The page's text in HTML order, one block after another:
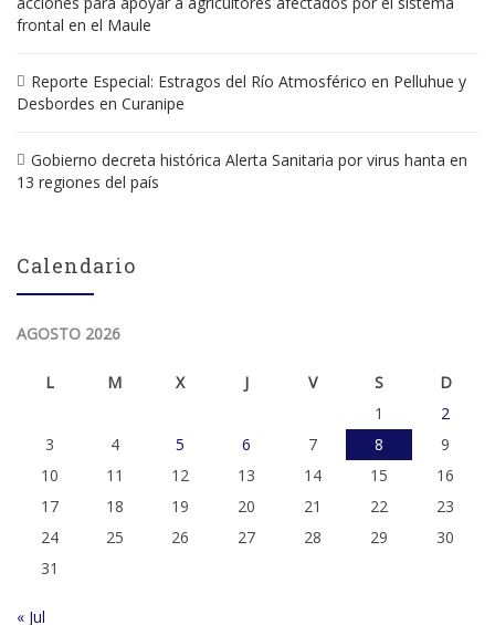
frontal en el Maule
Reporte Especial: Estragos del Río Atmosférico en Pelluhue y
Desbordes en Curanipe
Gobierno decreta histórica Alerta Sanitaria por virus hanta en
13 regiones del país
Calendario
AGOSTO 2026
L M X J V S
D
1
2
3
4 5 6 7 8
9
10
11 12 13 14 15
16
17
18 19 20 21 22
23
24
25 26 27 28 29
30
31
« Jul